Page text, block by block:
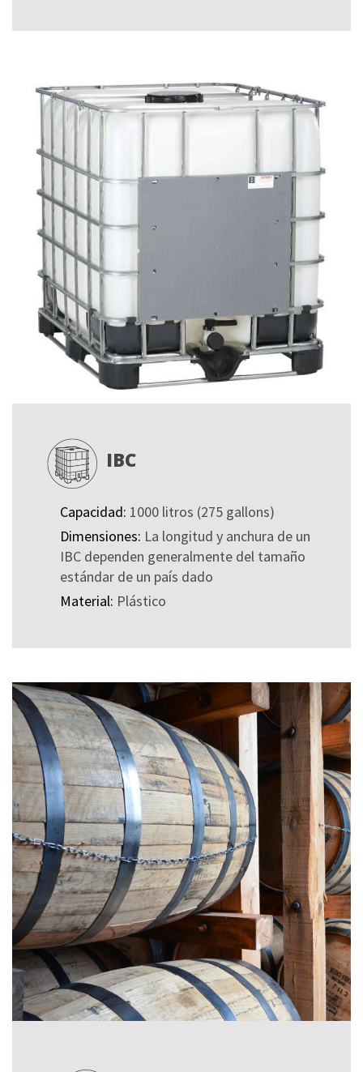
IBC
Capacidad: 1000 litros (275 gallons)
Dimensiones: La longitud y anchura de un
IBC dependen generalmente del tamaño
estándar de un país dado
Material: Plástico